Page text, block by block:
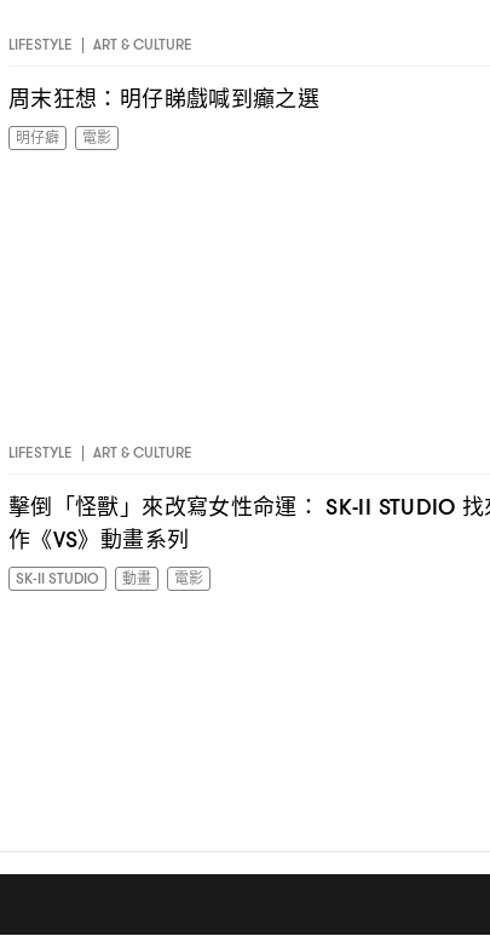
LIFESTYLE | ART & CULTURE
周末狂想 ： 明仔睇戲喊到癲之選
明仔癖 電影
LIFESTYLE | ART & CULTURE
擊倒「怪獸」來改寫女性命運 ： SK-II STUDIO找
作《VS》動畫系列
SK-II STUDIO 動畫 電影
ABOUT CONTACT PRIVACY & DISCLAIMER ADVERTISING